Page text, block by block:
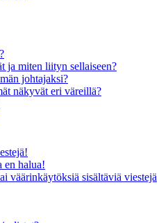
ja miten liityn sellaiseen?
johtajaksi?
näkyvät eri väreillä?
en halua!
väärinkäytöksiä sisältäviä viestejä